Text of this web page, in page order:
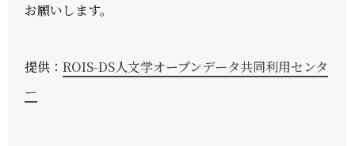
お願いします。
提供：ROIS-DS人文学オープンデータ共同利用センタ
ー